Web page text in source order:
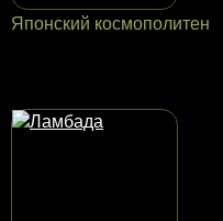
Японский космополитен